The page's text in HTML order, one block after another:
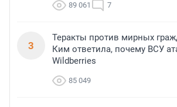
89 061 7
3
Теракты против мирных
Ким ответила, почему ВСУ
Wildberries
85 049